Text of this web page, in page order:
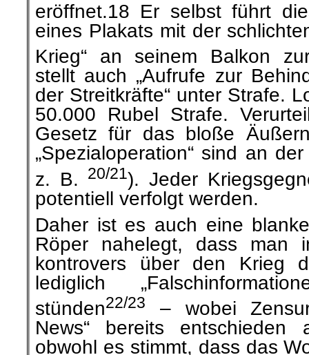
eröffnet.18 Er selbst führt
eines Plakats mit der
Krieg“ an seinem Balkon
stellt auch „Aufrufe zur
der Streitkräfte“ unter Strafe.
50.000 Rubel Strafe.
Gesetz für das bloße
„Spezialoperation“ sind an
z. B.
20/21). Jeder
potentiell verfolgt werden.
Daher ist es auch eine
Röper nahelegt, dass man
kontrovers über den Krieg
lediglich
stünden22/23
– wobei
News“ bereits entschieden
obwohl es stimmt, dass das